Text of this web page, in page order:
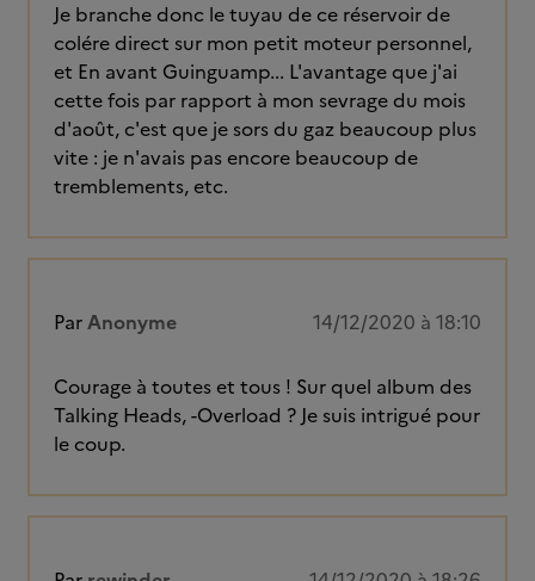
Je branche donc le tuyau de ce réservoir de
colére direct sur mon petit moteur personnel,
et En avant Guinguamp... L'avantage que j'ai
cette fois par rapport à mon sevrage du mois
d'août, c'est que je sors du gaz beaucoup plus
vite : je n'avais pas encore beaucoup de
tremblements, etc.
ParAnonyme 14/12/2020 à 18:10
Courage à toutes et tous ! Sur quel album des
Talking Heads, -Overload ? Je suis intrigué pour
le coup.